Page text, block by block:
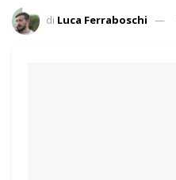
di Luca Ferraboschi